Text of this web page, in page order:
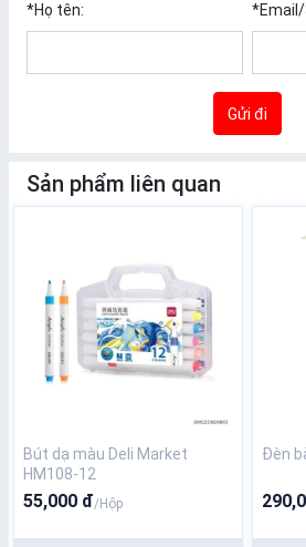
*Họ tên: *
Gửi đi
Sản phẩm liên quan
Bút dạ màu Deli Market
HM108-12
55,000 đ/Hộp
Đèn